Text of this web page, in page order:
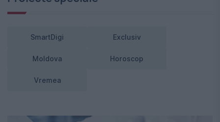
SmartDigi Exclusiv
Moldova Horoscop
Vremea